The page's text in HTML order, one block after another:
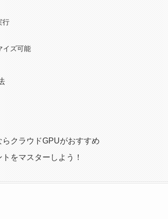
行
イズ可能
クラウドGPUがおすすめ
をマスターしよう！